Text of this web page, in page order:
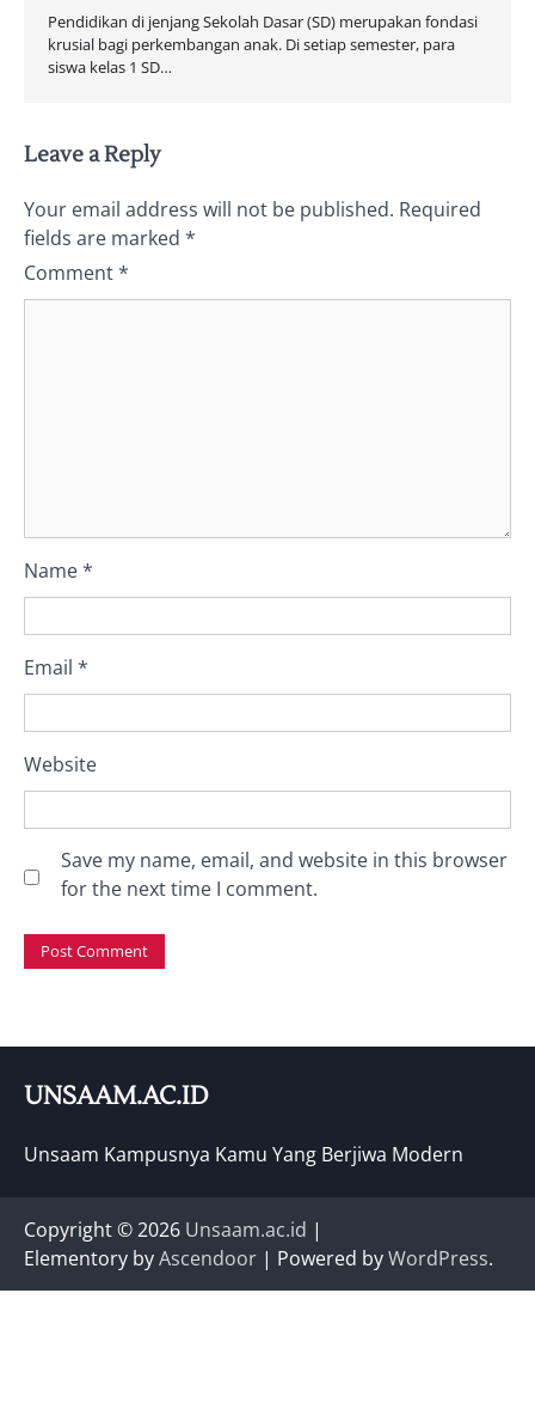
Pendidikan di jenjang Sekolah Dasar (SD) merupakan fondasi
krusial bagi perkembangan anak. Di setiap semester, para
siswa kelas 1 SD…
Leave a Reply
Your email address will not be published. Required
fields are marked *
Comment*
Name*
Email *
Website
Save my name, email, and website in this browser
for the next time I comment.
UNSAAM.AC.ID
Unsaam Kampusnya Kamu Yang Berjiwa Modern
Copyright © 2026 Unsaam.ac.id |
Elementory byAscendoor | Powered byWordPress.